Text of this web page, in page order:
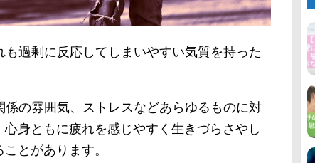
過剰に反応してしまいやすい気質を持った
の雰囲気、ストレスなどあらゆるものに対
身ともに疲れを感じやすく生きづらさやし
とがあります。